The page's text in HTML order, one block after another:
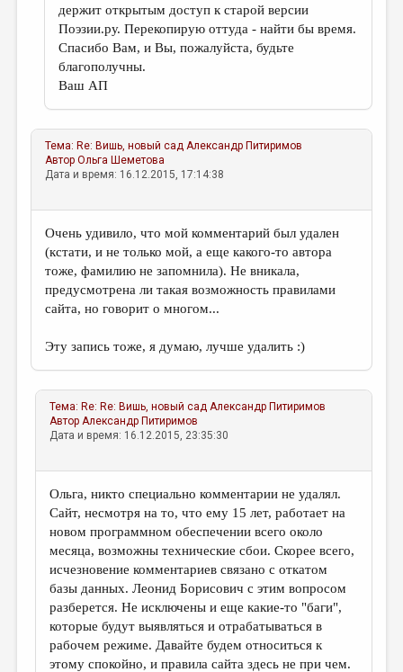
держит открытым доступ к старой версии
Поэзии.ру. Перекопирую оттуда - найти бы время.
Спасибо Вам, и Вы, пожалуйста, будьте
благополучны.
Ваш АП
Тема: Re: Вишь, новый сад Александр Питиримов
АвторОльга Шеметова
Дата и время: 16.12.2015, 17:14:38
Очень удивило, что мой комментарий был удален
(кстати, и не только мой, а еще какого-то автора
тоже, фамилию не запомнила). Не вникала,
предусмотрена ли такая возможность правилами
сайта, но говорит о многом...
Эту запись тоже, я думаю, лучше удалить :)
Тема: Re: Re: Вишь, новый сад Александр Питиримов
АвторАлександр Питиримов
Дата и время: 16.12.2015, 23:35:30
Ольга, никто специально комментарии не удалял.
Сайт, несмотря на то, что ему 15 лет, работает на
новом программном обеспечении всего около
месяца, возможны технические сбои. Скорее всего,
исчезновение комментариев связано с откатом
базы данных. Леонид Борисович с этим вопросом
разберется. Не исключены и еще какие-то "баги",
которые будут выявляться и отрабатываться в
рабочем режиме. Давайте будем относиться к
этому спокойно, и правила сайта здесь не при чем.